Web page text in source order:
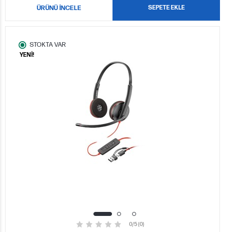
ÜRÜNÜ İNCELE SEPETE EKLE
STOKTA VAR
YENİ!
0/5 (0)